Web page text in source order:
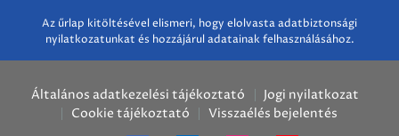
Az űrlap kitöltésével elismeri, hogy elolvasta adatbiztonsági
nyilatkozatunkat és hozzájárul adatainak felhasználásához.
Általános adatkezelési tájékoztató
Jogi nyilatkozat
Cookie tájékoztató
Visszaélés bejelentés